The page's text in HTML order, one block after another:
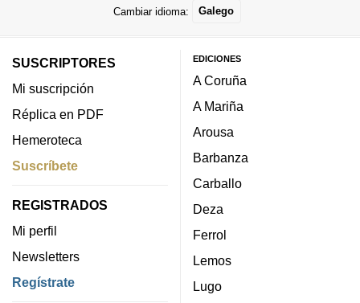
Cambiar idioma: Galego
SUSCRIPTORES
Mi suscripción
Réplica en PDF
Hemeroteca
Suscríbete
REGISTRADOS
Mi perfil
Newsletters
Regístrate
EDICIONES
A Coruña
A Mariña
Arousa
Barbanza
Carballo
Deza
Ferrol
Lemos
Lugo